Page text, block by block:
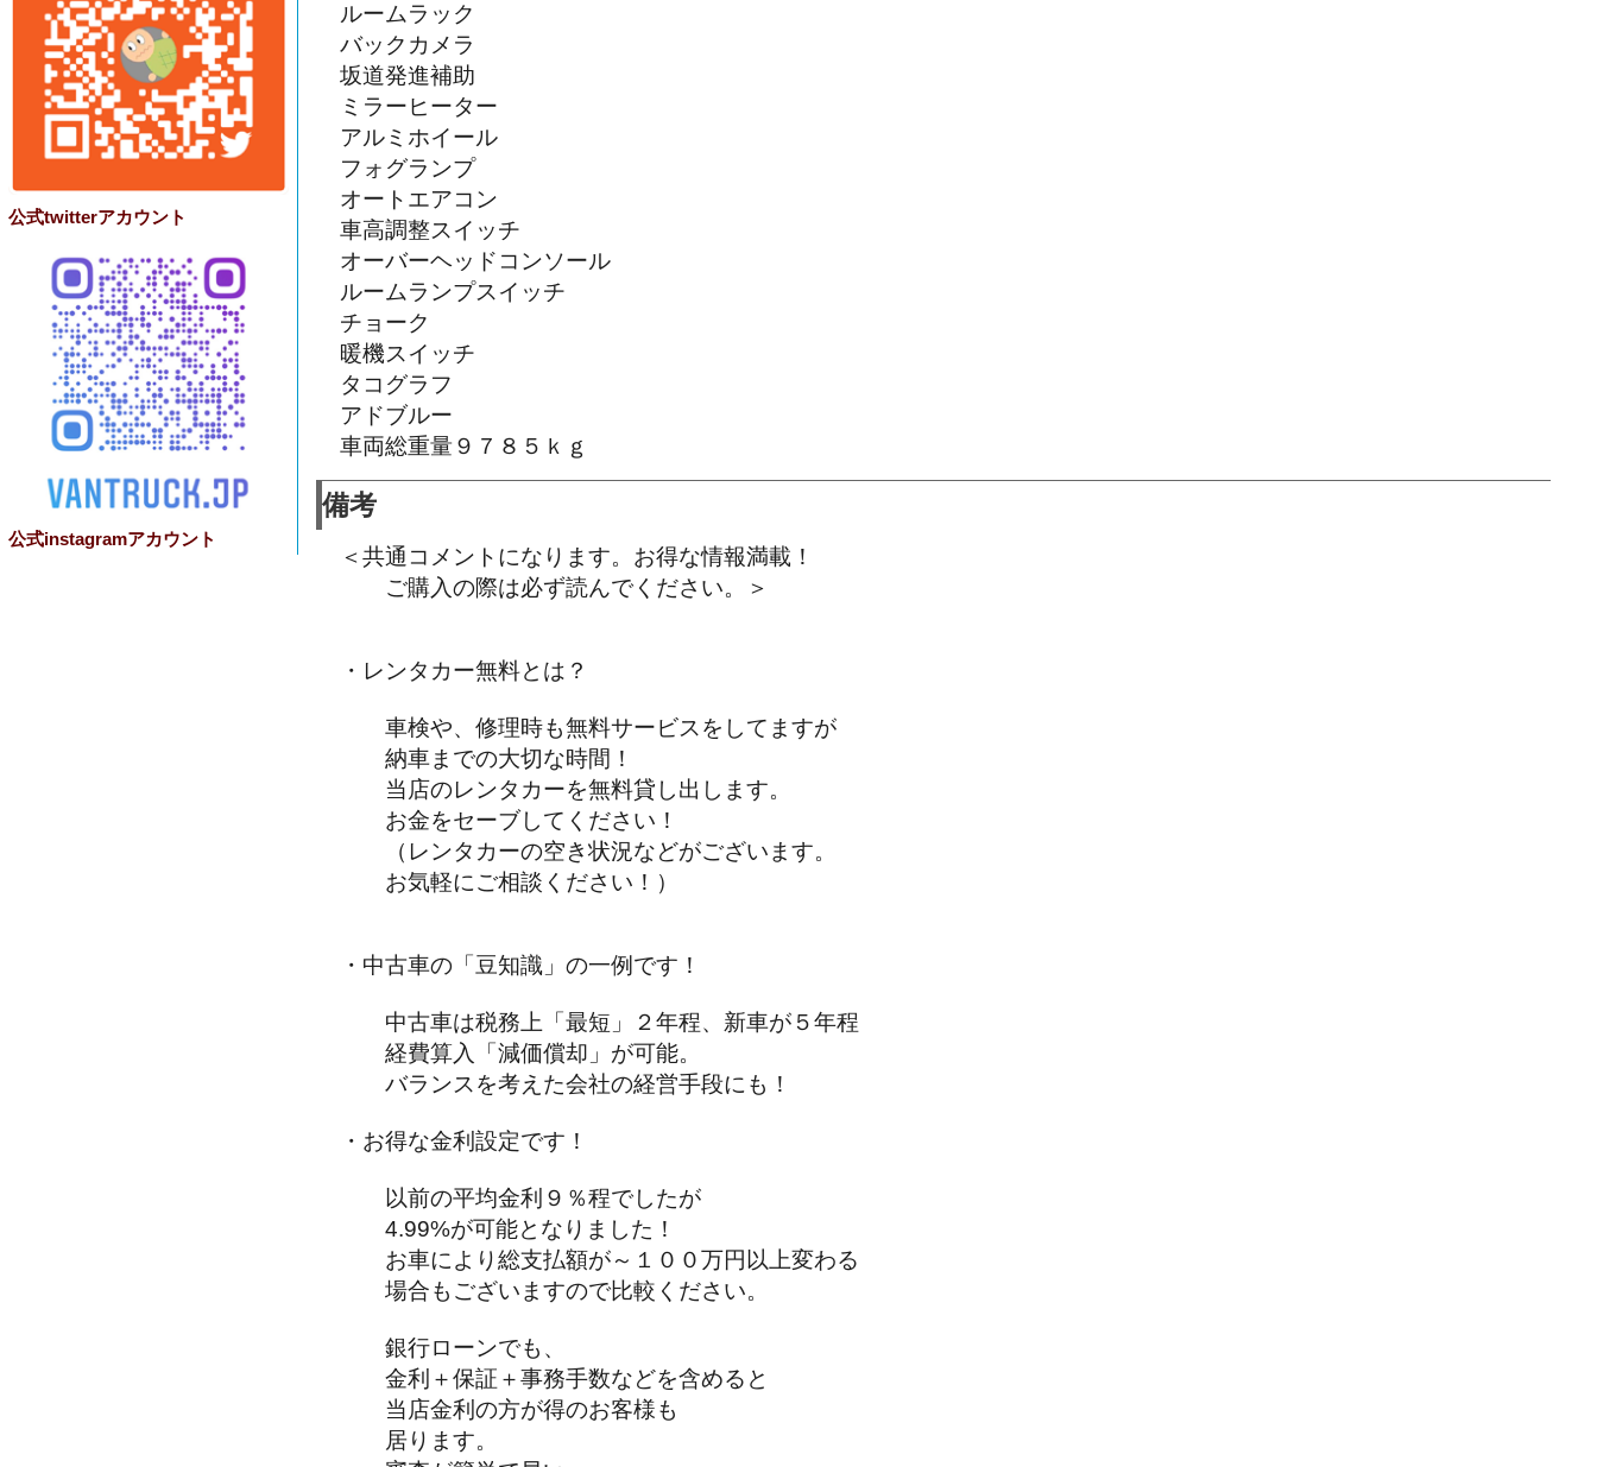
公式twitterアカウント
公式instagramアカウント
ルームラック
バックカメラ
坂道発進補助
ミラーヒーター
アルミホイール
フォグランプ
オートエアコン
車高調整スイッチ
オーバーヘッドコンソール
ルームランプスイッチ
チョーク
暖機スイッチ
タコグラフ
アドブルー
車両総重量９７８５ｋｇ
備考
＜共通コメントになります。お得な情報満載！
ご購入の際は必ず読んでください。＞
・レンタカー無料とは？
車検や、修理時も無料サービスをしてますが
納車までの大切な時間！
当店のレンタカーを無料貸し出します。
お金をセーブしてください！
（レンタカーの空き状況などがございます。
お気軽にご相談ください！）
・中古車の「豆知識」の一例です！
中古車は税務上「最短」２年程、新車が５年程
経費算入「減価償却」が可能。
バランスを考えた会社の経営手段にも！
・お得な金利設定です！
以前の平均金利９％程でしたが
4.99%が可能となりました！
お車により総支払額が～１００万円以上変わる
場合もございますので比較ください。
銀行ローンでも、
金利＋保証＋事務手数などを含めると
当店金利の方が得のお客様も
居ります。